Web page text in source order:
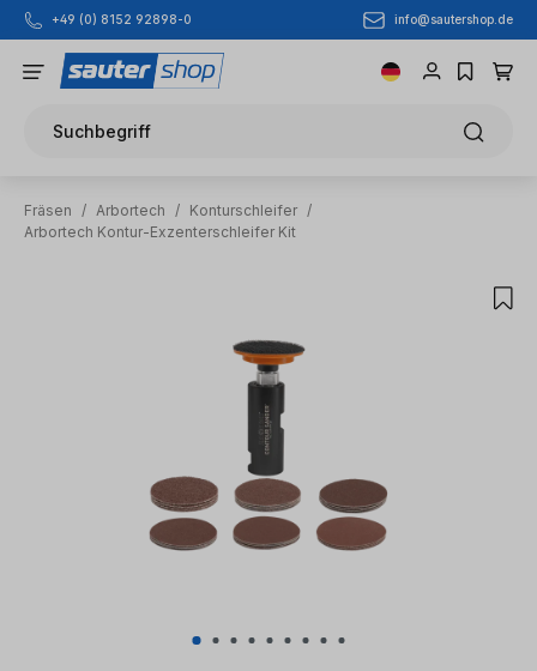
Zum Hauptinhalt springen
+49 (0) 8152 92898-0 info@sautershop.de
Suchbegriff
Fräsen / Arbortech / Konturschleifer /
Arbortech Kontur-Exzenterschleifer Kit